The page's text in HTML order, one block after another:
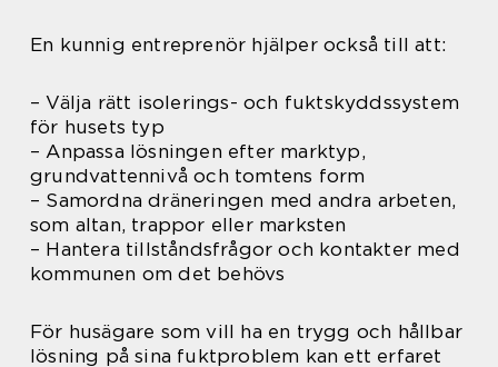
En kunnig entreprenör hjälper också till att:
– Välja rätt isolerings- och fuktskyddssystem
för husets typ
– Anpassa lösningen efter marktyp,
grundvattennivå och tomtens form
– Samordna dräneringen med andra arbeten,
som altan, trappor eller marksten
– Hantera tillståndsfrågor och kontakter med
kommunen om det behövs
För husägare som vill ha en trygg och hållbar
lösning på sina fuktproblem kan ett erfaret